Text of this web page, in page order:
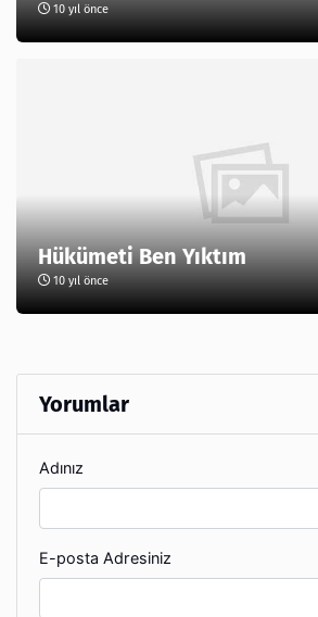
10 yıl önce
Hükümeti Ben Yıktım
10 yıl önce
Yorumlar
Adınız
E-posta Adresiniz